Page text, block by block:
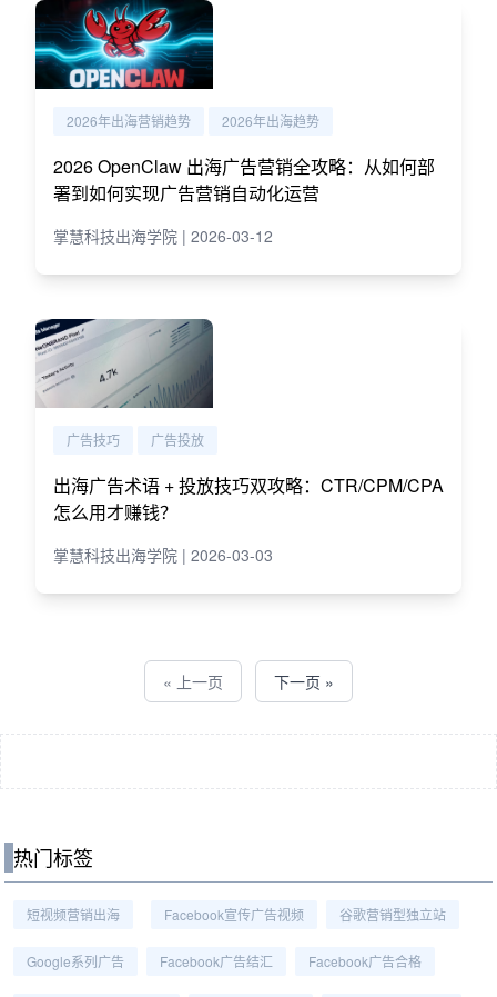
2026年出海营销趋势 2026年出海趋势
2026 OpenClaw 出海广告营销全攻略：从如何部
署到如何实现广告营销自动化运营
掌慧科技出海学院 | 2026-03-12
广告技巧 广告投放
出海广告术语 + 投放技巧双攻略：CTR/CPM/CPA
怎么用才赚钱？
掌慧科技出海学院 | 2026-03-03
« 上一页 下一页 »
热门标签
短视频营销出海 Facebook宣传广告视频 谷歌营销型独立站
Google系列广告 Facebook广告结汇 Facebook广告合格